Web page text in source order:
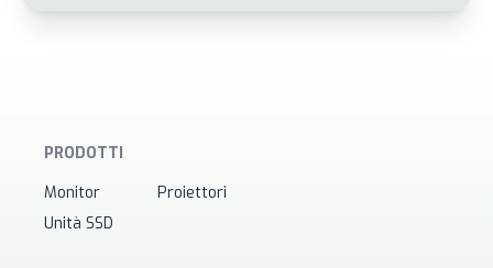
PRODOTTI
Monitor
Proiettori
Unità SSD